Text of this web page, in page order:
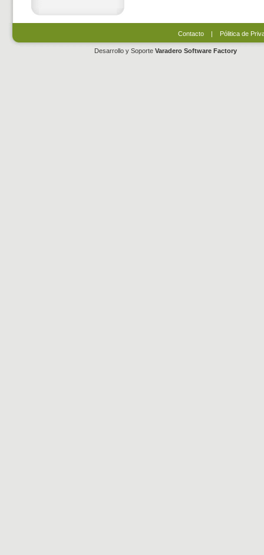
Contacto| Pólitica de
Desarrollo y Soporte Varadero Software Factory